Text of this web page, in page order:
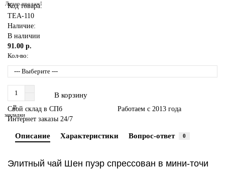
Лидер продаж!
Код товара:
TEA-110
Наличие:
В наличии
91.00 р.
Кол-во:
В корзину
В
закладки
Свой склад в СПб
Работаем с 2013 года
Интернет заказы 24/7
Описание Характеристики Вопрос-ответ 0
Элитный чай Шен пуэр спрессован в мини-точи